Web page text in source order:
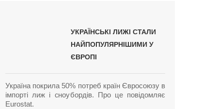
УКРАЇНСЬКІ ЛИЖІ СТАЛИ
НАЙПОПУЛЯРНІШИМИ У
ЄВРОПІ
Україна покрила 50% потреб країн Євросоюзу в
імпорті лиж і сноубордів. Про це повідомляє
Eurostat.